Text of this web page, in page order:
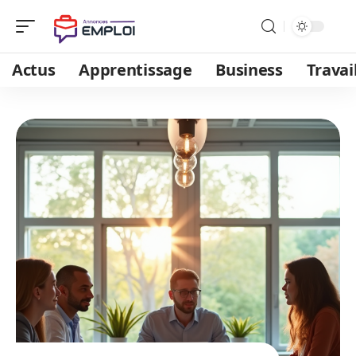
Actus Apprentissage Business